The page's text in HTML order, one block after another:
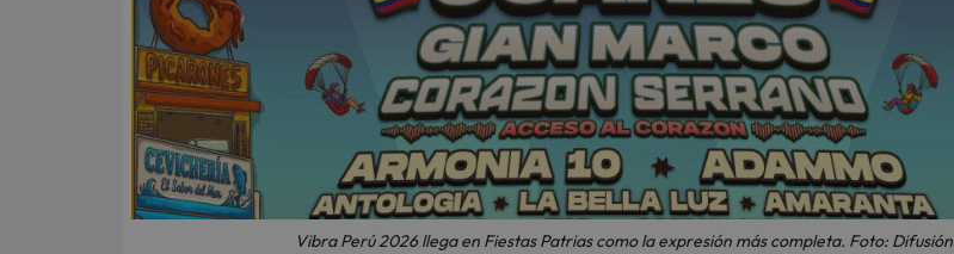
Vibra Perú 2026 llega en Fiestas Patrias como la expresión más completa. Foto: Difusión